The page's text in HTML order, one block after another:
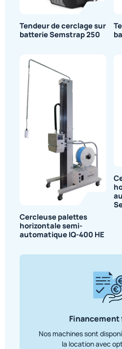
Tendeur de cerclage sur
batterie Semstrap 250
Cercleuse palettes
horizontale semi-
automatique IQ-400 HE
Nos machines sont
la location avec